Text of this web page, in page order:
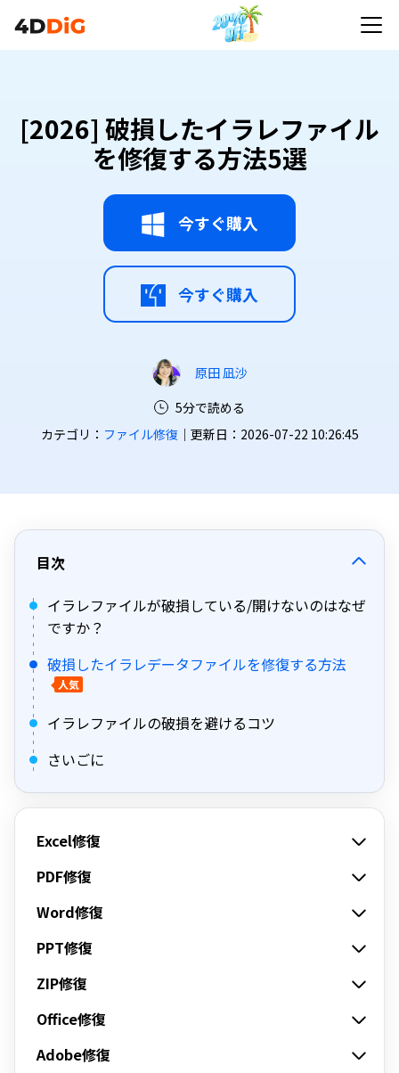
[2026] 破損したイラレファイル
を修復する方法5選
今すぐ購入
今すぐ購入
原田 凪沙
5分で読める
カテゴリ： ファイル修復｜更新日：2026-07-22 10:26:45
目次
イラレファイルが破損している/開けないのはなぜ
ですか？
破損したイラレデータファイルを修復する方法
人気
イラレファイルの破損を避けるコツ
さいごに
Excel修復
PDF修復
Word修復
PPT修復
ZIP修復
Office修復
Adobe修復